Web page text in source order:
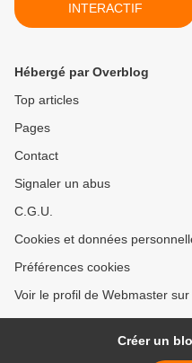
INTERACTIF
Hébergé par Overblog
Top articles
Pages
Contact
Signaler un abus
C.G.U.
Cookies et données
Préférences cookies
Voir le profil de Webmaster
Créer un